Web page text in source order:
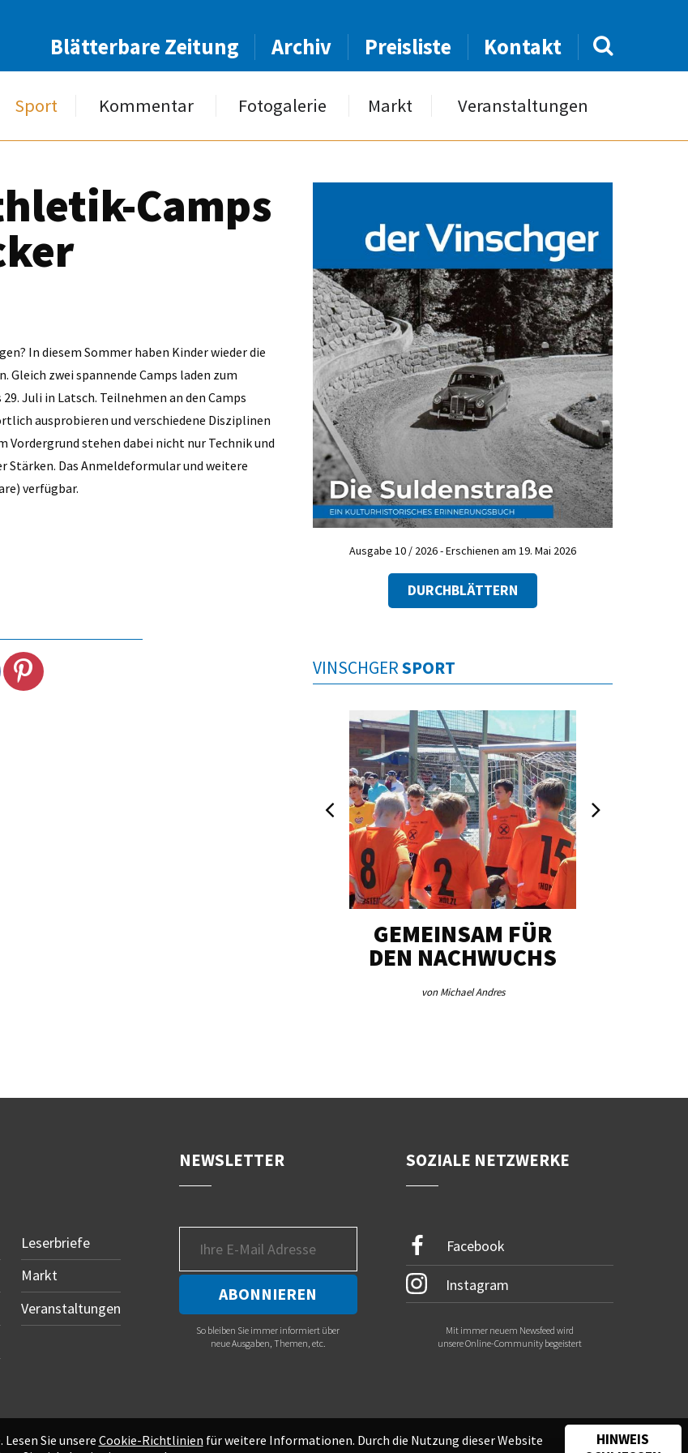
Blätterbare Zeitung Archiv Preisliste Kontakt
Sport Kommentar Fotogalerie Markt Veranstaltungen
Camps
In diesem Sommer haben Kinder wieder die
zwei spannende Camps laden zum
Juli in Latsch. Teilnehmen an den Camps
ausprobieren und verschiedene Disziplinen
Vordergrund stehen dabei nicht nur Technik und
Stärken. Das Anmeldeformular und weitere
verfügbar.
Ausgabe 10 / 2026 - Erschienen am 19. Mai 2026
DURCHBLÄTTERN
VINSCHGERSPORT
GEMEINSAM FÜR
DEN NACHWUCHS
von Michael Andres
Leserbriefe
Markt
Veranstaltungen
NEWSLETTER
So bleiben Sie immer informiert über
neue Ausgaben, Themen, etc.
SOZIALE NETZWERKE
Facebook
Instagram
Mit immer neuem Newsfeed wird
unsere Online-Community begeistert
Sie unsere Cookie-Richtlinien für weitere Informationen. Durch die Nutzung dieser Website
HINWEIS